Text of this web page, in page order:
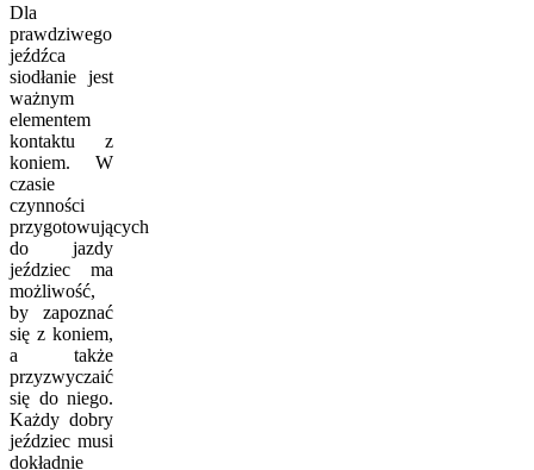
Dla
prawdziwego
jeźdźca
siodłanie jest
ważnym
elementem
kontaktu z
koniem. W
czasie
czynności
przygotowujących
do jazdy
jeździec ma
możliwość,
by zapoznać
się z koniem,
a także
przyzwyczaić
się do niego.
Każdy dobry
jeździec musi
dokładnie